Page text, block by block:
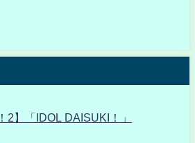
2】「IDOL DAISUKI！」